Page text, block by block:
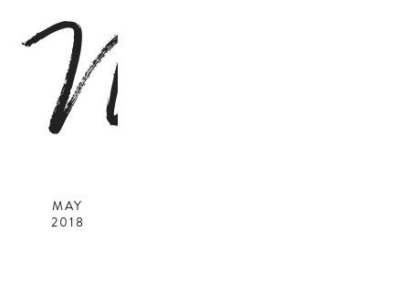
M
MAY
2018